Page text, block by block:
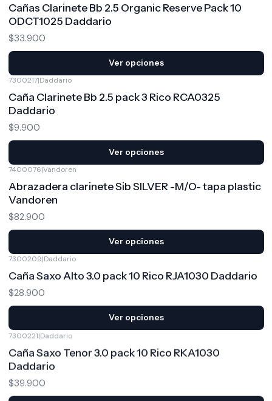
Cañas Clarinete Bb 2.5 Organic Reserve Pack 10
ODCT1025 Daddario
$33.900
Ver opciones
7300217|Daddario
Caña Clarinete Bb 2.5 pack 3 Rico RCA0325
Daddario
$9.900
Ver opciones
7400076|Vandoren
Abrazadera clarinete Sib SILVER -M/O- tapa plastic
Vandoren
$82.900
Ver opciones
7300209|Daddario
Caña Saxo Alto 3.0 pack 10 Rico RJA1030 Daddario
$28.900
Ver opciones
7300221|Daddario
Caña Saxo Tenor 3.0 pack 10 Rico RKA1030
Daddario
$39.900